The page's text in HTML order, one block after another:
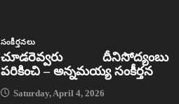
సంకీర్తనలు
చూడరెవ్వరు దీనిసోద్యంబు
పరికించి – అన్నమయ్య సంకీర్తన
Saturday, April 4, 2026